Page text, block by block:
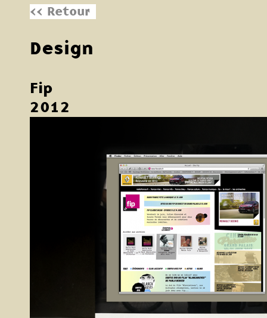
<< Retour
Design
Fip
2012